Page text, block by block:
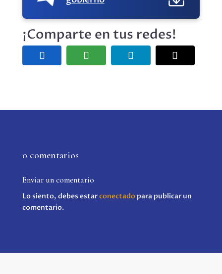
¡Comparte en tus redes!
0 comentarios
Enviar un comentario
Lo siento, debes estarconectadopara publicar un
comentario.